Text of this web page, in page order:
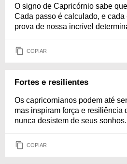
O signo de Capricórnio sabe
Cada passo é calculado, e cada
prova de nossa incrível
COPIAR
Fortes e resilientes
Os capricornianos podem até
mas inspiram força e resiliência
nunca desistem de seus sonhos.
COPIAR